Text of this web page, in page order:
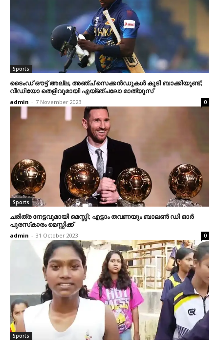
Sports
ടൈംഡ് ഔട്ട് അല്ല, അഞ്ച് സെക്കൻ‍ഡുകൾ കൂടി ബാക്കിയുണ്ട്;
വീഡിയോ തെളിവുമായി എയ്ഞ്ചലോ മാത്യൂസ്
admin - 7 November 2023 0
Sports
ചരിത്ര നേട്ടവുമായി മെസ്സി; എട്ടാം തവണയും ബാലണ്‍ ഡി ഓര്‍
പുരസ്‌കാരം മെസ്സിക്ക്
admin - 31 October 2023 0
Sports